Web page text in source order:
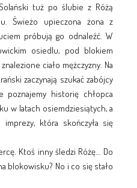
tuż po ślubie z Różą
Świeżo upieczona żona z
próbują go odnaleźć. W
osiedlu, pod blokiem
ciało mężczyzny. Na
zaczynają szukać zabójcy
poznajemy historię chłopca
w latach osiemdziesiątych, a
która skończyła się
Ktoś inny śledzi Różę... Do
blokowisku? No i co się stało